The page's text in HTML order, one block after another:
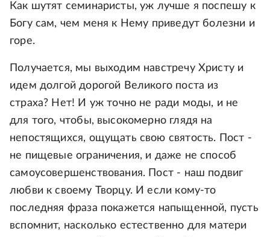
Как шутят семинаристы, уж лучше я поспешу к
Богу сам, чем меня к Нему приведут болезни и
горе.
Получается, мы выходим навстречу Христу и
идем долгой дорогой Великого поста из
страха? Нет! И уж точно не ради моды, и не
для того, чтобы, высокомерно глядя на
непостящихся, ощущать свою святость. Пост -
не пищевые ограничения, и даже не способ
самоусовершенствования. Пост - наш подвиг
любви к своему Творцу. И если кому-то
последняя фраза покажется напыщенной, пусть
вспомнит, насколько естественно для матери